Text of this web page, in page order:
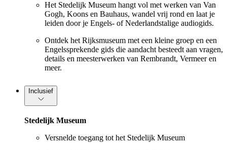
Het Stedelijk Museum hangt vol met werken van Van
Gogh, Koons en Bauhaus, wandel vrij rond en laat je
leiden door je Engels- of Nederlandstalige audiogids.
Ontdek het Rijksmuseum met een kleine groep en een
Engelssprekende gids die aandacht besteedt aan vragen,
details en meesterwerken van Rembrandt, Vermeer en
meer.
Inclusief
Stedelijk Museum
Versnelde toegang tot het Stedelijk Museum